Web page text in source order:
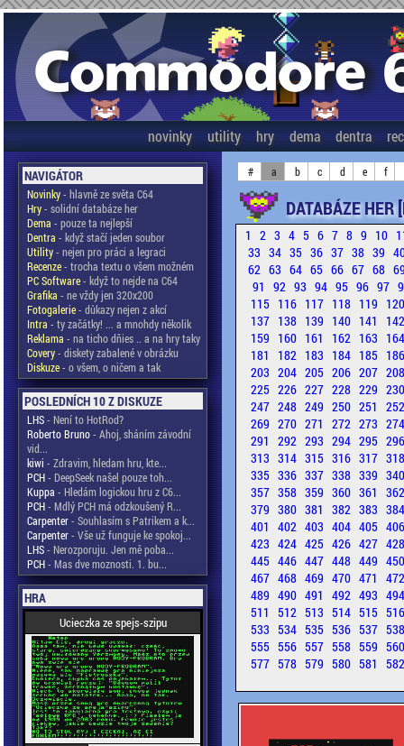
novinky utility hry dema dentra
NAVIGÁTOR
Novinky- hlavně ze světa C64
Hry- solidní databáze her
Dema - pouze ta nejlepší
Dentra - když stačí jeden soubor
Utility- nejen pro práci a legraci
Recenze- trocha textu o všem možném
PC Software- když to nejde na C64
Grafika - ne vždy jen 320x200
Fotogalerie- důkazy nejen z akcí
Intra - ty začátky! ... a mnohdy několik
Reklama - na ticho dňies .. a na hry taky
Covery- diskety zabalené v obrázku
Diskuze- o všem, o ničem a tak
POSLEDNÍCH 10 Z DISKUZE
LHS- Není to HotRod?
Roberto Bruno- Ahoj, sháním závodní
vid...
kiwi - Zdravim, hledam hru, kte...
PCH- DeepSeek našel pouze toh...
Kuppa - Hledám logickou hru z C6...
PCH- Mdlý PCH má odzkoušený R...
Carpenter- Souhlasím s Patrikem a k...
Carpenter- Vše už funguje ke spokoj...
LHS- Nerozporuju. Jen mě poba...
PCH- Mas dve moznosti. 1. bu...
HRA
Ucieczka ze spejs-szipu
# a b c d e f
DATABÁZE
1 2 3 4 5 6 7 8 9 10
33 34 35 36 37 38 39
62 63 64 65 66 67 68
91 92 93 94 95 96 97
115 116 117 118 119
137 138 139 140 141
159 160 161 162 163
181
182 183 184 185
203 204 205 206 207
225 226 227 228 229
247 248 249 250 251
269 270 271 272 273
291 292 293 294 295
313 314 315 316 317
335 336 337 338 339
357 358 359 360 361
379 380 381 382 383
401 402 403 404 405
423 424 425 426 427
445 446 447 448 449
467 468 469 470 471
489 490 491 492 493
511 512 513 514 515
533 534 535 536 537
555 556 557 558 559
577 578 579 580 581